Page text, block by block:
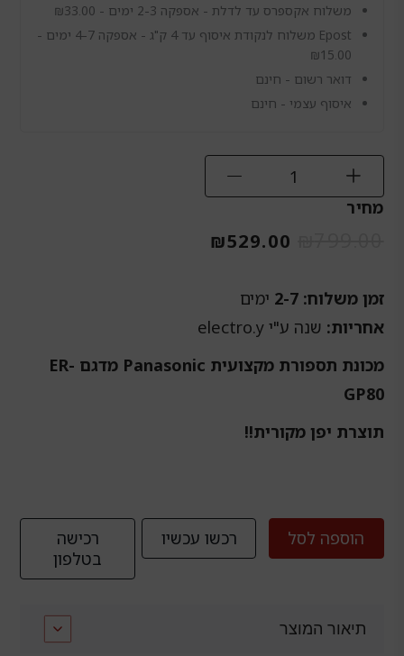
משלוח אקספרס עד לדלת - אספקה 2-3 ימים - ₪33.00
Epost משלוח לנקודת איסוף עד 4 ק"ג - אספקה 4-7 ימים -
₪15.00
דואר רשום - חינם
איסוף עצמי - חינם
תספורת
ER-
מחיר
המחיר
היה:
₪799.00.
₪529.00
₪529.00.
זמן משלוח: 2-7
ימים
אחריות: שנה ע"י electro.y
מכונת תספורת מקצועית Panasonic מדגם ER-
GP80
תוצרת יפן מקורית!!
הוספה לסל רכשו עכשיו
רכישה
בטלפון
תיאור המוצר